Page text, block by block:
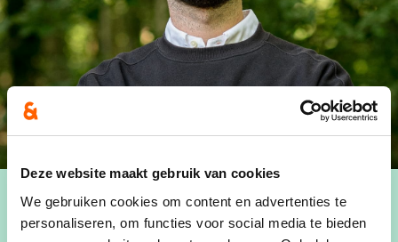
Deze website maakt gebruik van cookies
We gebruiken cookies om content en advertenties te
personaliseren, om functies voor social media te bieden